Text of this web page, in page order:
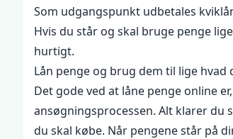
Som udgangspunkt udbetales
Hvis du står og skal bruge penge
hurtigt.
Lån penge og brug dem til lige hvad
Det gode ved at låne penge online
ansøgningsprocessen. Alt klarer du
du skal købe. Når pengene står på